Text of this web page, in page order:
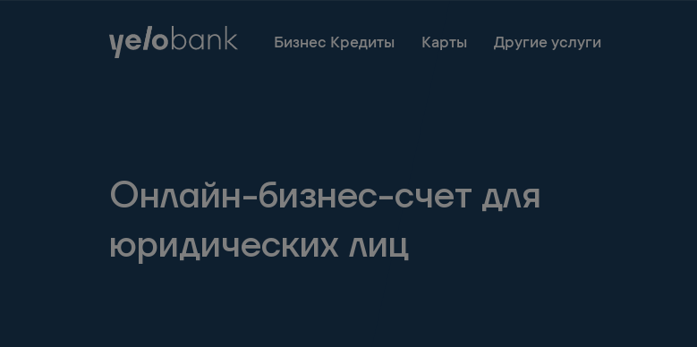
Бизнес Кредиты Карты Другие услуги
Онлайн-бизнес-счет для
юридических лиц